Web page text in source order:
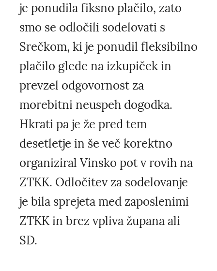
je ponudila fiksno plačilo, zato
smo se odločili sodelovati s
Srečkom, ki je ponudil fleksibilno
plačilo glede na izkupiček in
prevzel odgovornost za
morebitni neuspeh dogodka.
Hkrati pa je že pred tem
desetletje in še več korektno
organiziral Vinsko pot v rovih na
ZTKK. Odločitev za sodelovanje
je bila sprejeta med zaposlenimi
ZTKK in brez vpliva župana ali
SD.